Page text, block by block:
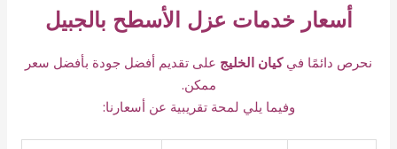
أسعار خدمات عزل الأسطح بالجبيل
نحرص دائمًا فيكيان الخليج على تقديم أفضل جودة بأفضل سعر
ممكن.
وفيما يلي لمحة تقريبية عن أسعارنا: